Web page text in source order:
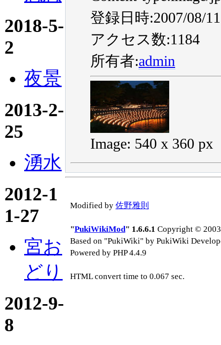
2018-5-
2
夜景
2013-2-
25
湧水
2012-1
1-27
宮お
どり
2012-9-
8
登録日時:2007/08/
アクセス数:1184
所有者:admin
Image: 540 x 360 px
Modified by 佐野雅則
"PukiWikiMod" 1.6.6.1 Copyright ©
Based on "PukiWiki" by PukiWiki
Powered by PHP 4.4.9
HTML convert time to 0.067 sec.